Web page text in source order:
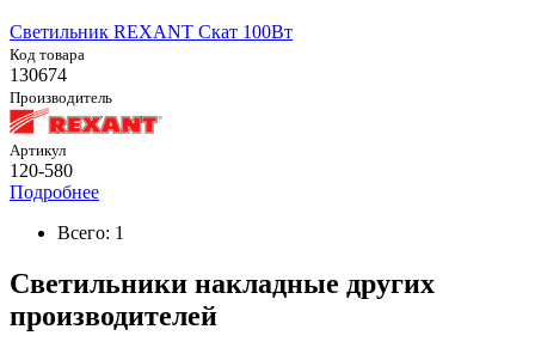
Светильник REXANT Скат 100Вт
Код товара
130674
Производитель
Артикул
120-580
Подробнее
Всего: 1
Светильники накладные других
производителей